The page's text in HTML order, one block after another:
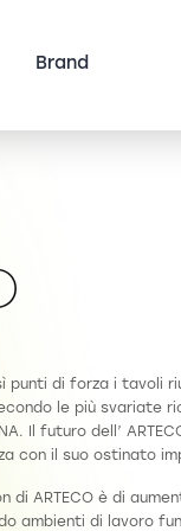
Brand
punti di forza i tavoli
le più svariate
Il futuro dell’
con il suo ostinato
di ARTECO è di
ambienti di lavoro